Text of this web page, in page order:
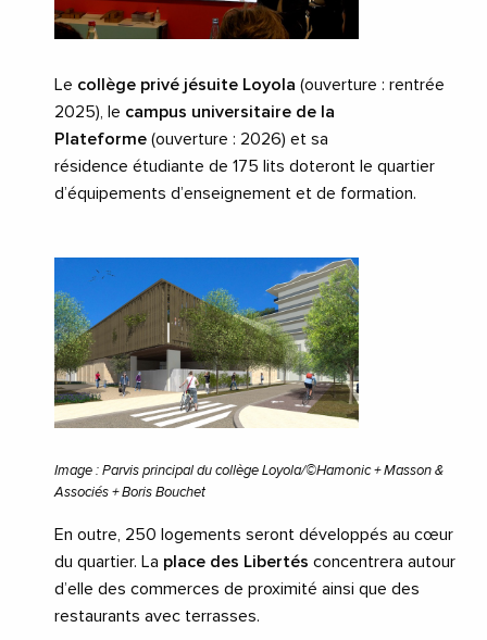
Le collège privé jésuite Loyola (ouverture : rentrée
2025), le campus universitaire de la
Plateforme (ouverture : 2026) et sa
résidence étudiante de 175 lits doteront le quartier
d’équipements d’enseignement et de formation.
Image : Parvis principal du collège Loyola/©Hamonic + Masson &
Associés + Boris Bouchet
En outre, 250 logements seront développés au cœur
du quartier. La place des Libertés concentrera autour
d’elle des commerces de proximité ainsi que des
restaurants avec terrasses.